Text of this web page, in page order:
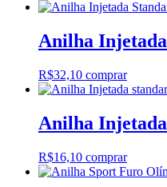
Anilha
R$32,10 comprar
Anilha
R$16,10 comprar